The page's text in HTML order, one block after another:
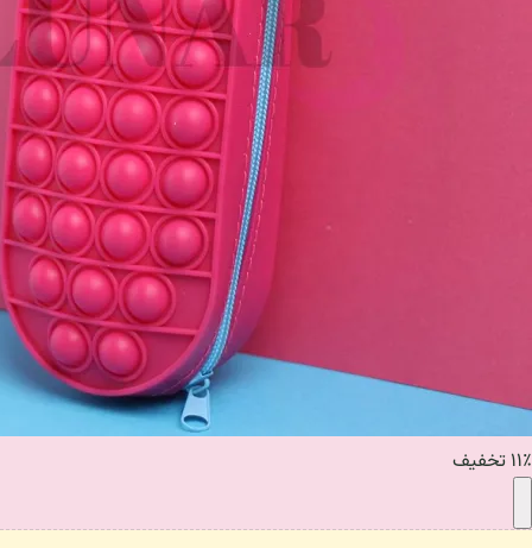
۱۱٪ تخفیف